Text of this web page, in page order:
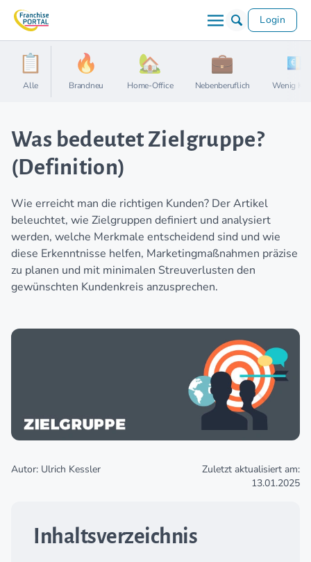
Login
Alle Brandneu Home-Office Nebenberuflich Wenig
Was bedeutet Zielgruppe?
(Definition)
Wie erreicht man die richtigen Kunden? Der Artikel
beleuchtet, wie Zielgruppen definiert und analysiert
werden, welche Merkmale entscheidend sind und wie
diese Erkenntnisse helfen, Marketingmaßnahmen präzise
zu planen und mit minimalen Streuverlusten den
gewünschten Kundenkreis anzusprechen.
Autor: Ulrich Kessler
Zuletzt aktualisiert am:
13.01.2025
Inhaltsverzeichnis